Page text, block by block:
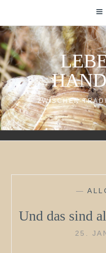
content
ZWISCHEN
—
Und das sind
25.